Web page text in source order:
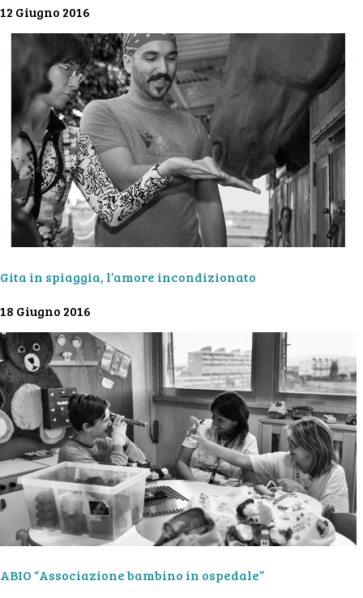
12 Giugno 2016
Gita in spiaggia, l’amore incondizionato
18 Giugno 2016
ABIO “Associazione bambino in ospedale”